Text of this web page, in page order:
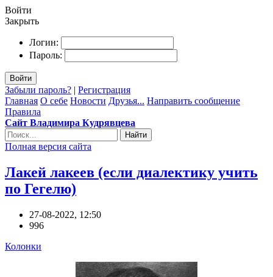
Войти
Закрыть
Логин:
Пароль:
Войти
Забыли пароль? | Регистрация
Главная О себе Новости Друзья... Направить сообщение
Правила
Сайт Владимира Кудрявцева
Найти
Полная версия сайта
Лакей лакеев (если диалектику учить
по Гегелю)
27-08-2022, 12:50
996
Колонки